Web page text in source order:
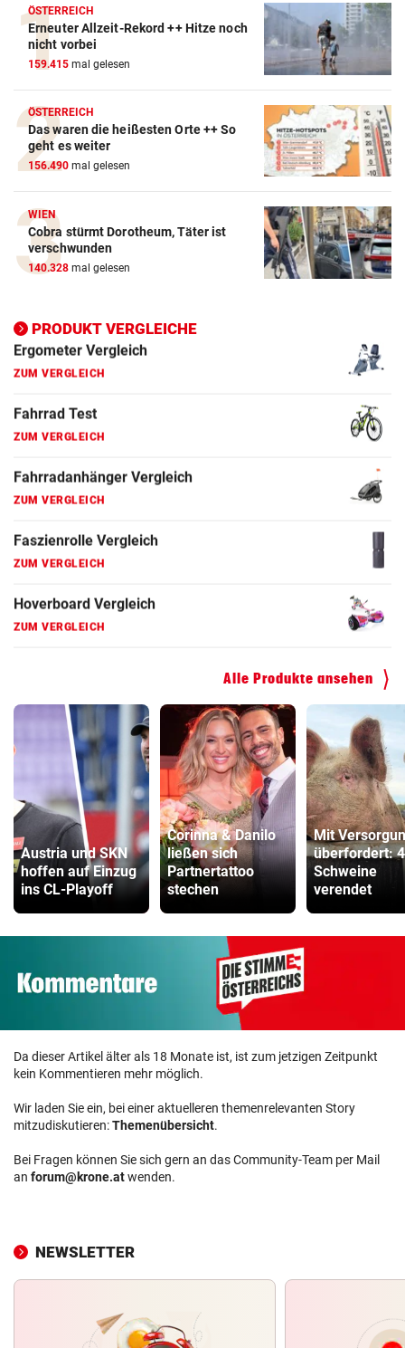
ÖSTERREICH
Erneuter Allzeit-Rekord ++ Hitze noch
nicht vorbei
159.415 mal gelesen
ÖSTERREICH
Das waren die heißesten Orte ++ So
geht es weiter
156.490 mal gelesen
WIEN
Cobra stürmt Dorotheum, Täter ist
verschwunden
140.328 mal gelesen
PRODUKT VERGLEICHE
Action-Cam Vergleich
ZUM VERGLEICH
Crosstrainer Vergleich
ZUM VERGLEICH
E-Bike Vergleich
ZUM VERGLEICH
Elektro-Scooter Vergleich
ZUM VERGLEICH
ZUM VERGLEICH
Fahrrad Test
Fahrradanhänger Vergleich
Faszienrolle Vergleich
Hoverboard Vergleich
Kinderfahrrad Vergleich
Alle Produkte ansehen
Austria und SKN
hoffen auf Einzug
ins CL-Playoff
Corinna & Danilo
ließen sich
Partnertattoo
stechen
Mit
überfordert:
Schweine
verendet
Da dieser Artikel älter als 18 Monate ist, ist zum jetzigen Zeitpunkt
kein Kommentieren mehr möglich.
Wir laden Sie ein, bei einer aktuelleren themenrelevanten Story
mitzudiskutieren:Themenübersicht.
Bei Fragen können Sie sich gern an das Community-Team per Mail
an forum@krone.atwenden.
NEWSLETTER